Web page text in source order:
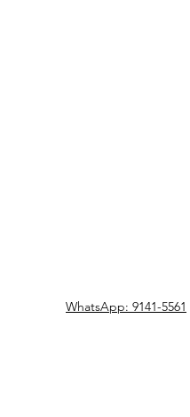
WhatsApp: 9141-5561